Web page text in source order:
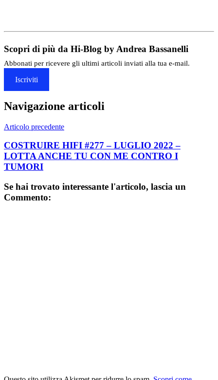
Scopri di più da Hi-Blog by Andrea Bassanelli
Abbonati per ricevere gli ultimi articoli inviati alla tua e-mail.
Iscriviti
Navigazione articoli
Articolo precedente
COSTRUIRE HIFI #277 – LUGLIO 2022 –
LOTTA ANCHE TU CON ME CONTRO I
TUMORI
Se hai trovato interessante l'articolo, lascia un
Commento: